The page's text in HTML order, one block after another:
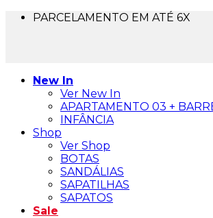
PARCELAMENTO EM ATÉ 6X
New In
Ver New In
APARTAMENTO 03 +
INFÂNCIA
Shop
Ver Shop
BOTAS
SANDÁLIAS
SAPATILHAS
SAPATOS
Sale